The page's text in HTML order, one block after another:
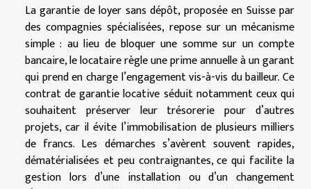
La garantie de loyer sans dépôt, proposée en Suisse par
des compagnies spécialisées, repose sur un mécanisme
simple : au lieu de bloquer une somme sur un compte
bancaire, le locataire règle une prime annuelle à un garant
qui prend en charge l’engagement vis-à-vis du bailleur. Ce
contrat de garantie locative séduit notamment ceux qui
souhaitent préserver leur trésorerie pour d’autres
projets, car il évite l’immobilisation de plusieurs milliers
de francs. Les démarches s’avèrent souvent rapides,
dématérialisées et peu contraignantes, ce qui facilite la
gestion lors d’une installation ou d’un changement